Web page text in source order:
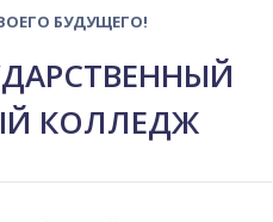
БУДУЩЕГО!
КОЛЛЕДЖ